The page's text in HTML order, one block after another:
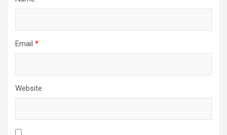
Email *
Website